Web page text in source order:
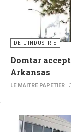
DE L’INDUSTRIE
Domtar
Arkansas
LE MAITRE PAPETIER